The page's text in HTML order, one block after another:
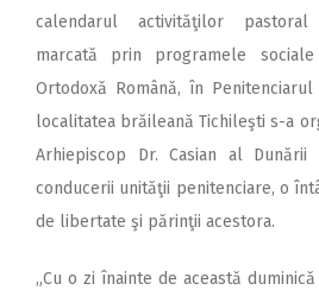
calendarul activităţilor pastoral
marcată prin programele
Ortodoxă Română, în
localitatea brăileană Tichileşti s-a
Arhiepiscop Dr. Casian al
conducerii unităţii penitenciare, o
de libertate şi părinţii acestora.
„Cu o zi înainte de această